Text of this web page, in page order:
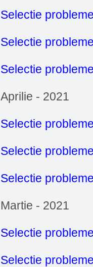
Selectie
Selectie
Selectie
Aprilie - 2021
Selectie
Selectie
Selectie
Martie - 2021
Selectie
Selectie